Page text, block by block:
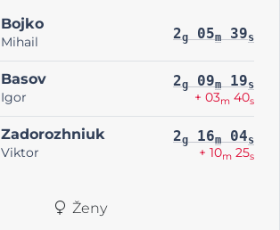
Bojko
Mihail 2g 05m 39s
Basov
Igor
2g 09m 19s
+ 03m 40s
Zadorozhniuk
Viktor
2g 16m 04s
+ 10m 25s
Ženy